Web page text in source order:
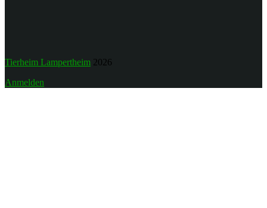
Tierheim Lampertheim 2026
Anmelden